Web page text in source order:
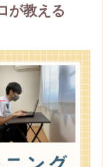
が教える